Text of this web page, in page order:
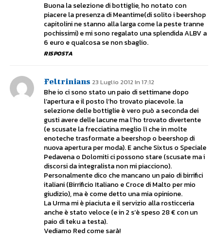
Buona la selezione di bottiglie, ho notato con
piacere la presenza di Meantime(di solito i beershop
capitolini ne stanno alla larga come la peste tranne
pochissimi) e mi sono regalato una splendida ALBV a
6 euro e qualcosa se non sbaglio.
RISPOSTA
Feltrinians 23 Luglio 2012 In 17:12
Bhe io ci sono stato un paio di settimane dopo
l’apertura e il posto l’ho trovato piacevole. la
selezione delle bottiglie è vero può a seconda dei
gusti avere delle lacune ma l’ho trovato divertente
(e scusate la frecciatina meglio lì che in molte
enoteche trasformate a beershop o beershop di
nuova apertura per moda). E anche Sixtus o Speciale
Pedavena o Dolomiti ci possono stare (scusate ma i
discorsi da integralista non mi piacciono).
Personalmente dico che mancano un paio di birrifici
italiani (Birrificio Italiano e Croce di Malto per mio
giudizio), ma è come detto una mia opinione.
La Urma mi è piaciuta e il servizio alla rosticceria
anche è stato veloce (e in 2 s’è speso 28 € con un
paio di teku a testa).
Vediamo Red come sarà!